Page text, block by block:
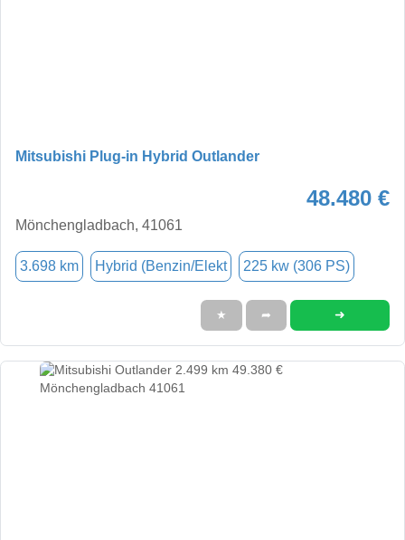
Mitsubishi Plug-in Hybrid Outlander
48.480 €
Mönchengladbach, 41061
3.698 km Hybrid (Benzin/Elekt 225 kw (306 PS)
★ ➦ ➜